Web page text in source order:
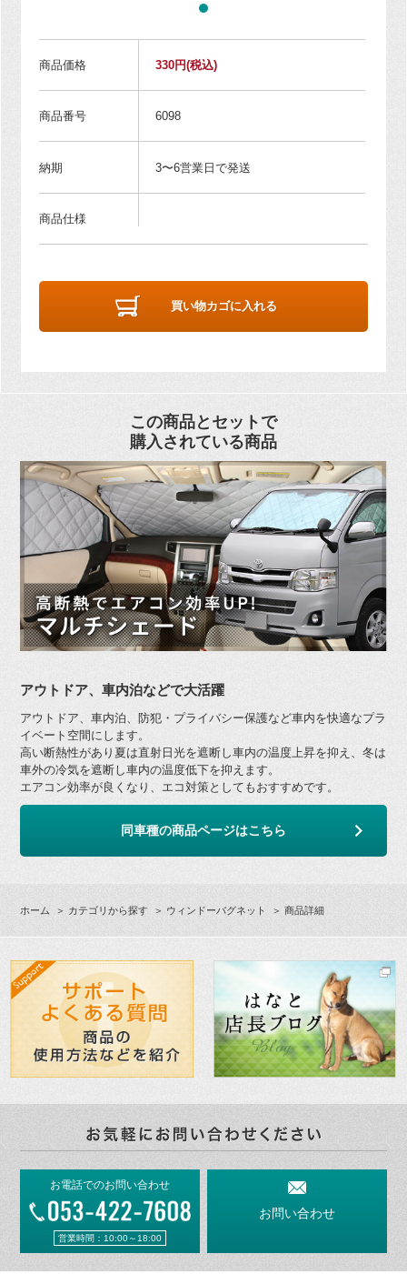
商品価格 330円(税込)
商品番号 6098
納期 3〜6営業日で発送
商品仕様
買い物カゴに入れる
この商品とセットで
購入されている商品
アウトドア、車内泊などで大活躍
アウトドア、車内泊、防犯・プライバシー保護など車内を快適なプラ
イベート空間にします。
高い断熱性があり夏は直射日光を遮断し車内の温度上昇を抑え、冬は
車外の冷気を遮断し車内の温度低下を抑えます。
エアコン効率が良くなり、エコ対策としてもおすすめです。
同車種の商品ページはこちら
ホーム ＞ カテゴリから探す ＞ ウィンドーバグネット ＞ 商品詳細
お電話でのお問い合わせ
営業時間：10:00～18:00
お問い合わせ